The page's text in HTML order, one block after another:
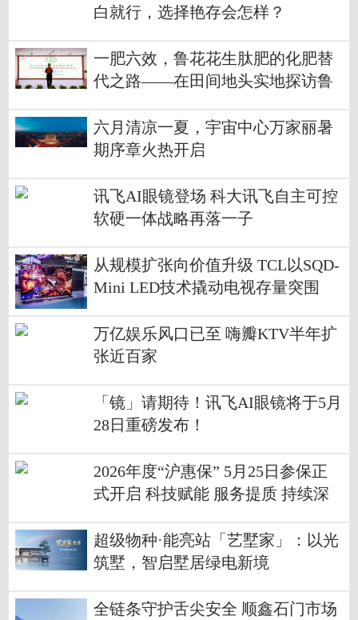
白就行，选择艳存会怎样？
一肥六效，鲁花花生肽肥的化肥替
代之路——在田间地头实地探访鲁
六月清凉一夏，宇宙中心万家丽暑
期序章火热开启
讯飞AI眼镜登场 科大讯飞自主可控
软硬一体战略再落一子
从规模扩张向价值升级 TCL以SQD-
Mini LED技术撬动电视存量突围
万亿娱乐风口已至 嗨瓣KTV半年扩
张近百家
「镜」请期待！讯飞AI眼镜将于5月
28日重磅发布！
2026年度“沪惠保” 5月25日参保正
式开启 科技赋能 服务提质 持续深
超级物种·能亮站「艺墅家」：以光
筑墅，智启墅居绿电新境
全链条守护舌尖安全 顺鑫石门市场